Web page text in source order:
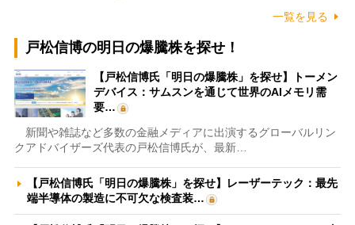
一覧を見る
戸松信博の明日の爆騰株を探せ！
【戸松信博氏「明日の爆騰株」を探せ】トーメン
デバイス：サムスンを通じて世界のAIメモリ需
要…
新聞や雑誌など多数の金融メディアに出演するグローバルリン
クアドバイザーズ代表の戸松信博氏が、最新…
【戸松信博氏「明日の爆騰株」を探せ】レーザーテック：最先
端半導体の製造に不可欠な検査装…